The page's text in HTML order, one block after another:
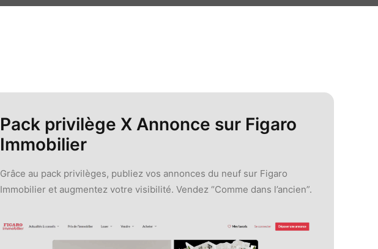
Pack privilège X Annonce sur Figaro
Immobilier
Grâce au pack privilèges, publiez vos annonces du neuf sur Figaro
Immobilier et augmentez votre visibilité. Vendez “Comme dans l’ancien”.